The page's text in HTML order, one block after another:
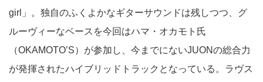
girl」。独自のふくよかなギターサウンドは残しつつ、グ
ルーヴィーなベースを今回はハマ・オカモト氏
（OKAMOTO’S）が参加し、今までにないJUONの総合力
が発揮されたハイブリッドトラックとなっている。ラヴス